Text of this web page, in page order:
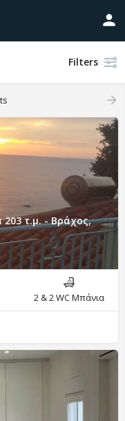
Filters
203 τ.μ. - Βράχος,
2 & 2 WC Μπάνια